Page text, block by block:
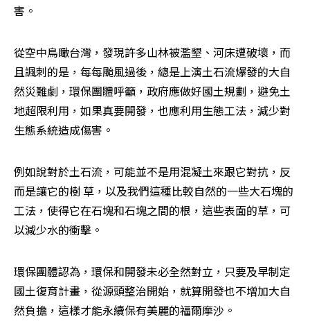
害。
從空中鳥瞰台灣，發現許多山林被濫墾、河床遭破壞，而
且諷刺的是，每每颱風過後，總是上演土石流爆發的大自
然災難劇，環保團體呼籲，政府應做好國土規劃，避免土
地超限利用，如果真要開發，也應利用生態工法，減少對
生態系統造成傷害。
例如說對於土石流，可能並不是用混凝土來跟它對抗，反
而是讓它的樹 草，以及我們這種比較自然的一些大石塊的
工法，使得它在石塊和石塊之間的根，這些表面的草，可
以減少水的衝擊。
環保團體認為，環保和開發未必全然對立，只要及早制定
國土復育計畫，從源頭整治開始，就算開發也不增加大自
然負擔，這樣才能永續保有美麗的福爾摩沙。